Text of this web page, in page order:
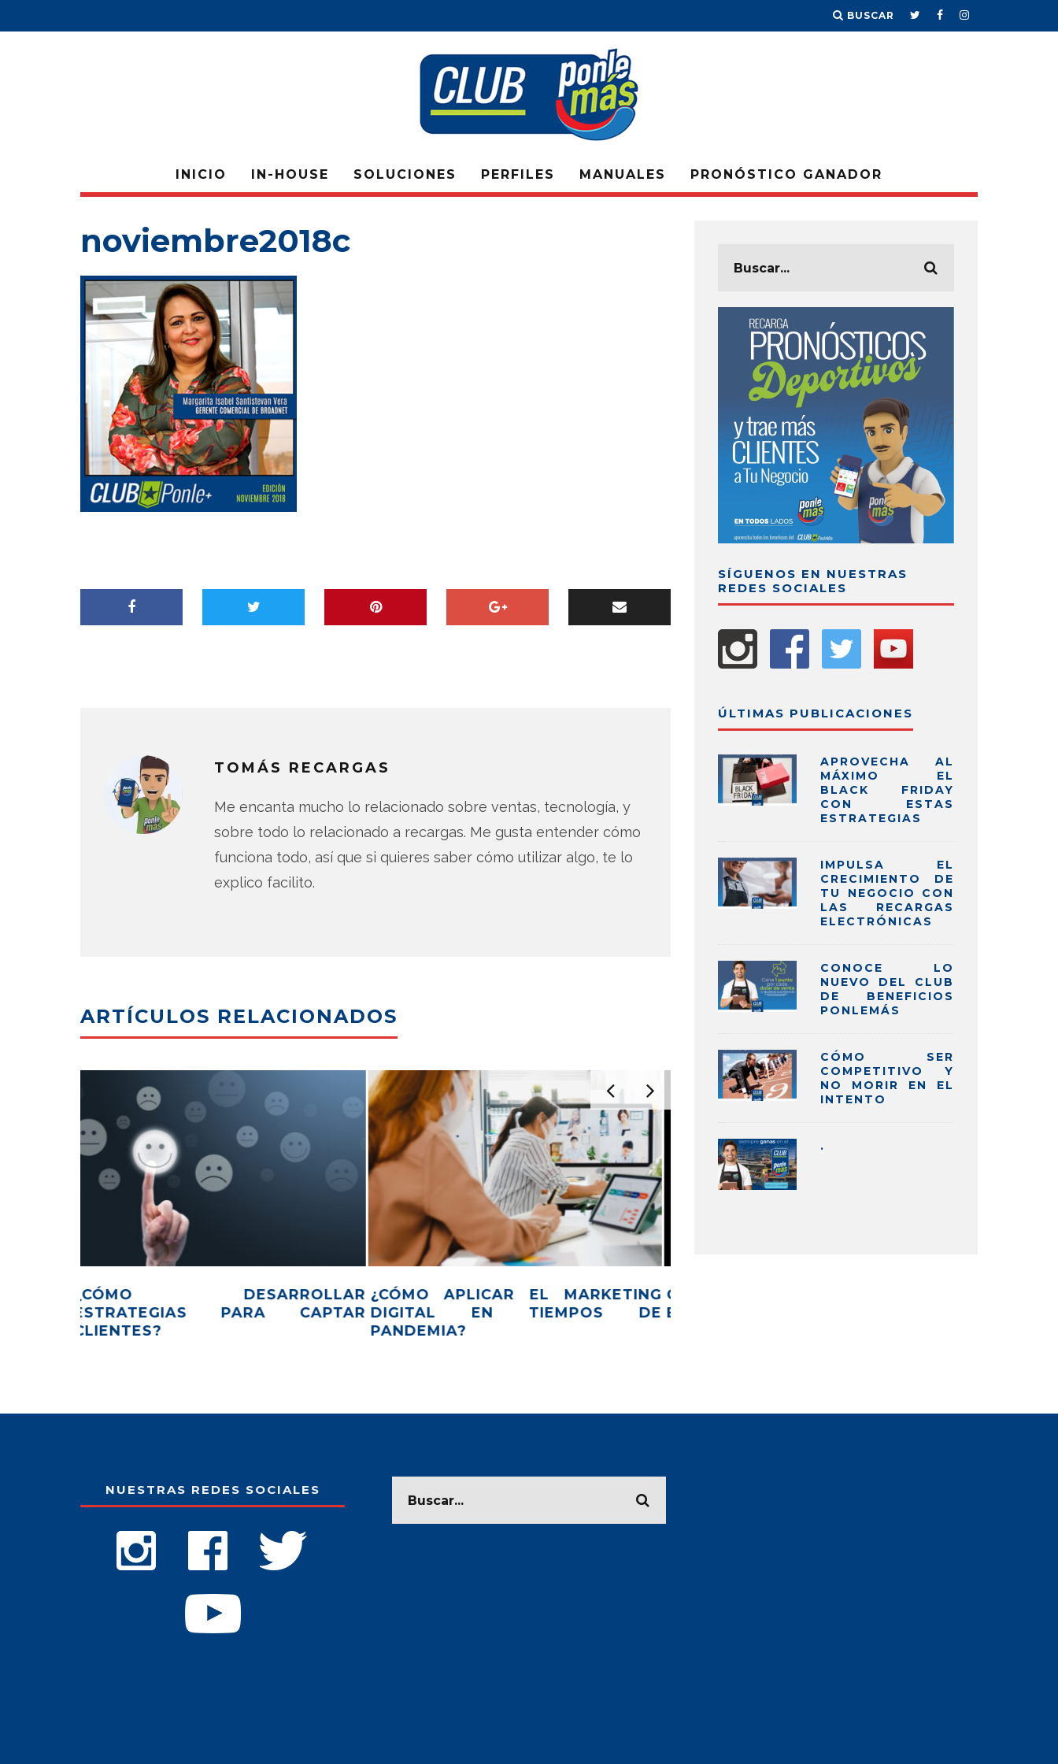
BUSCAR
INICIO IN-HOUSE SOLUCIONES PERFILES MANUALES PRONÓSTICO GANADOR
noviembre2018c
TOMÁS RECARGAS
Me encanta mucho lo relacionado sobre ventas, tecnología, y
sobre todo lo relacionado a recargas. Me gusta entender cómo
funciona todo, así que si quieres saber cómo utilizar algo, te lo
explico facilito.
ARTÍCULOS RELACIONADOS
CONOCE EL LADO HUMANO DEL
BANCO BOLIVARIANO
CRISTÓBAL MATUTE DE CRECE
ECUADOR NOS DA CONSEJOS
COMERCIALES PARA TIEMPOS DE
SÍGUENOS EN NUESTRAS
REDES SOCIALES
ÚLTIMAS PUBLICACIONES
APROVECHA AL
MÁXIMO EL
BLACK FRIDAY
CON ESTAS
ESTRATEGIAS
IMPULSA EL
CRECIMIENTO DE
TU NEGOCIO CON
LAS RECARGAS
ELECTRÓNICAS
CONOCE LO
NUEVO DEL CLUB
DE BENEFICIOS
PONLEMÁS
CÓMO SER
COMPETITIVO Y
NO MORIR EN EL
INTENTO
.
NUESTRAS REDES SOCIALES